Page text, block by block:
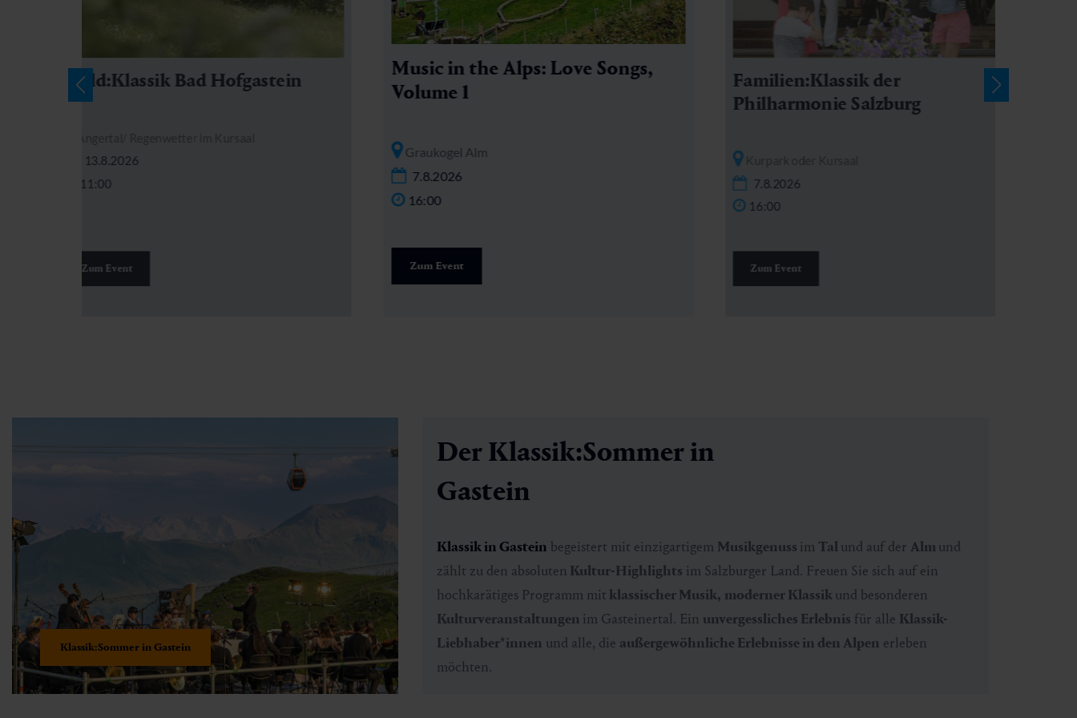
Wald:Klassik Bad Hofgastein
13.8.2026
11:00
Zum Event
Music in the Alps: Love Songs,
Volume 1
Graukogel Alm
7.8.2026
16:00
Zum Event
Familien:Klassik der
Philharmonie Salzburg
7.8.2026
16:00
Zum Event
Klassik:Sommer in Gastein
Der Klassik:Sommer in
Gastein
Klassik in Gastein begeistert mit einzigartigem Musikgenuss im Tal und auf der Almund
zählt zu den absoluten Kultur-Highlights im Salzburger Land. Freuen Sie sich auf ein
hochkarätiges Programm mitklassischer Musik, moderner Klassikund besonderen
Kulturveranstaltungen im Gasteinertal. Ein unvergessliches Erlebnis für alle Klassik-
Liebhaber*innen und alle, die außergewöhnliche Erlebnisse in den Alpen erleben
möchten.